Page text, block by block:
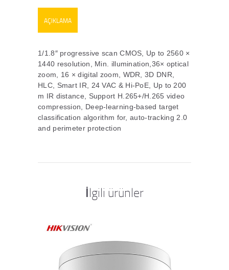
AÇIKLAMA
1/1.8″ progressive scan CMOS, Up to 2560 ×
1440 resolution, Min. illumination,36× optical
zoom, 16 × digital zoom, WDR, 3D DNR,
HLC, Smart IR, 24 VAC & Hi-PoE, Up to 200
m IR distance, Support H.265+/H.265 video
compression, Deep-learning-based target
classification algorithm for, auto-tracking 2.0
and perimeter protection
İlgili ürünler